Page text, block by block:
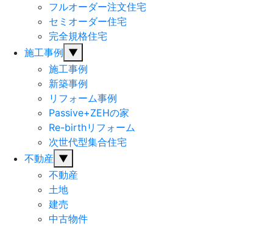
フルオーダー注文住宅
セミオーダー住宅
完全規格住宅
施工事例 ▼
施工事例
新築事例
リフォーム事例
Passive+ZEHの家
Re-birthリフォーム
次世代型集合住宅
不動産 ▼
不動産
土地
建売
中古物件